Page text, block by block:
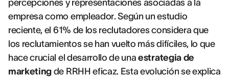
percepciones y representaciones asociadas a la
empresa como empleador. Según un estudio
reciente, el 61% de los reclutadores considera que
los reclutamientos se han vuelto más difíciles, lo que
hace crucial el desarrollo de unaestrategia de
marketing de RRHH eficaz. Esta evolución se explica